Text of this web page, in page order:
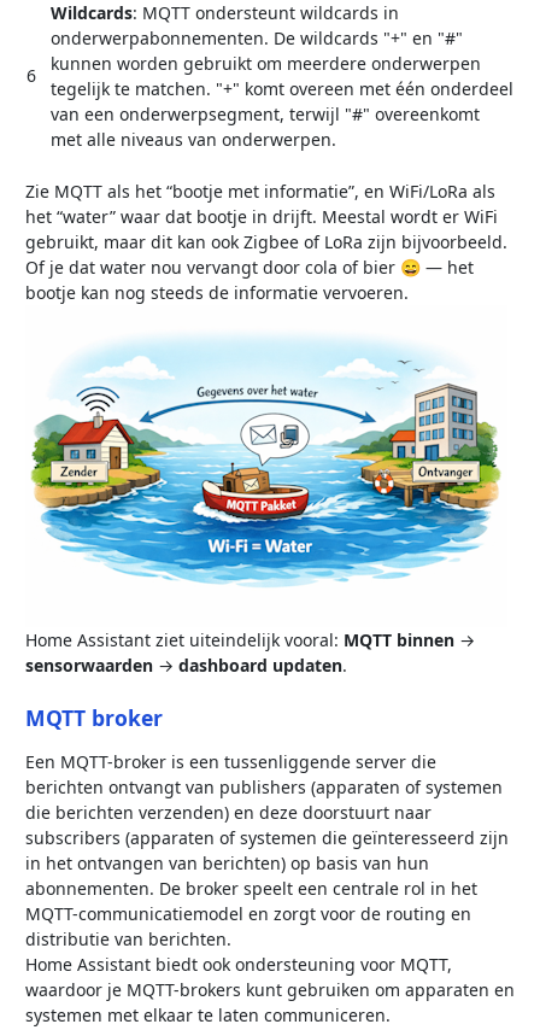
6
Wildcards: MQTT ondersteunt wildcards in
onderwerpabonnementen. De wildcards "+" en "#"
kunnen worden gebruikt om meerdere onderwerpen
tegelijk te matchen. "+" komt overeen met één onderdeel
van een onderwerpsegment, terwijl "#" overeenkomt
met alle niveaus van onderwerpen.
Zie MQTT als het “bootje met informatie”, en WiFi/LoRa als
het “water” waar dat bootje in drijft. Meestal wordt er WiFi
gebruikt, maar dit kan ook Zigbee of LoRa zijn bijvoorbeeld.
Of je dat water nou vervangt door cola of bier 😄 — het
bootje kan nog steeds de informatie vervoeren.
Home Assistant ziet uiteindelijk vooral: MQTT binnen →
sensorwaarden → dashboard updaten.
MQTT broker
Een MQTT-broker is een tussenliggende server die
berichten ontvangt van publishers (apparaten of systemen
die berichten verzenden) en deze doorstuurt naar
subscribers (apparaten of systemen die geïnteresseerd zijn
in het ontvangen van berichten) op basis van hun
abonnementen. De broker speelt een centrale rol in het
MQTT-communicatiemodel en zorgt voor de routing en
distributie van berichten.
Home Assistant biedt ook ondersteuning voor MQTT,
waardoor je MQTT-brokers kunt gebruiken om apparaten en
systemen met elkaar te laten communiceren.